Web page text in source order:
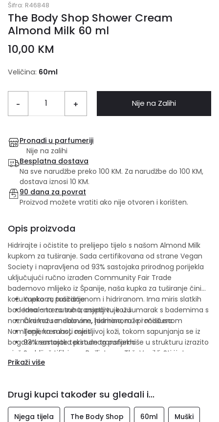
Šifra: R46848
The Body Shop Shower Cream
Almond Milk 60 ml
10,00 KM
Veličina: 60ml
- + Nije na Zalihi
Pronađi u parfumeriji
Nije na zalihi
Besplatna dostava
Na sve narudžbe preko 100 KM. Za narudžbe do 100 KM,
dostava iznosi 10 KM.
90 dana za povrat
Proizvod možete vratiti ako nije otvoren i korišten.
Opis proizvoda
Hidrirajte i očistite to prelijepo tijelo s našom Almond Milk
kupkom za tuširanje. Sada certifikovana od strane Vegan
Society i napravljena od 93% sastojaka prirodnog porijekla
uključujući ručno izrađen Community Fair Trade
bademovo mlijeko iz Španije, naša kupka za tuširanje čini
kožu mekom, pročišćenom i hidriranom. Ima miris slatkih
badema – trenutno transportuje u šumarak s bademima s
naznakama sandalovine, jasmina, ruže i mošusa.
Namijenjena suhoj, osjetljivoj koži, tokom sapunjanja se iz
bogate kremaste teksture transformiše u strukturu izrazito
nježne mliječne pjene. Bočica se može reciklirati i
napravljena je od 100% reciklirane plastike uključujući
To znači da ćete voljeti našu planetu svaki put kada
njegujete svoje prelijepo tijelo.
Kupka za tuširanje
Idealana za suhu, osjetljivu kožu
Čini kožu mekanom, hidriranom i pročišćenom
Topli, kremasti miris
93% sastojaka prirodnog porijekla
Sada certifikovana od strane The Vegan Society
Dermatološki testirana
Prikaži više
Drugi kupci također su gledali i...
Njega tijela The Body Shop 60ml Muški